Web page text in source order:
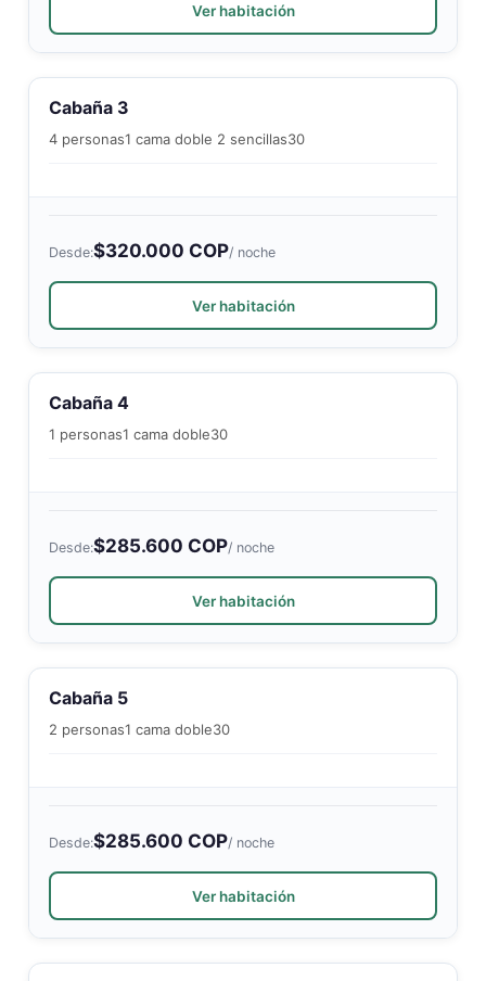
Ver habitación
Cabaña 3
4 personas1 cama doble 2 sencillas30
Desde:$320.000 COP/ noche
Ver habitación
Cabaña 4
1 personas1 cama doble30
Desde:$285.600 COP/ noche
Ver habitación
Cabaña 5
2 personas1 cama doble30
Desde:$285.600 COP/ noche
Ver habitación